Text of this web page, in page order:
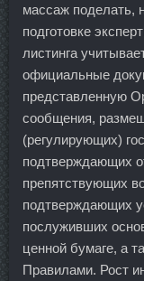
массаж поделать,
подготовке
листинга
официальные
представленную
сообщения,
(регулирующих)
подтверждающих
препятствующих
подтверждающих
послуживших
ценной бумаге, а
Правилами. Рост